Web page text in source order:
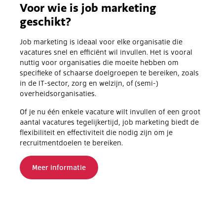
Voor wie is job marketing
geschikt?
Job marketing is ideaal voor elke organisatie die
vacatures snel en efficiënt wil invullen. Het is vooral
nuttig voor organisaties die moeite hebben om
specifieke of schaarse doelgroepen te bereiken, zoals
in de IT-sector, zorg en welzijn, of (semi-)
overheidsorganisaties.
Of je nu één enkele vacature wilt invullen of een groot
aantal vacatures tegelijkertijd, job marketing biedt de
flexibiliteit en effectiviteit die nodig zijn om je
recruitmentdoelen te bereiken.
Meer informatie